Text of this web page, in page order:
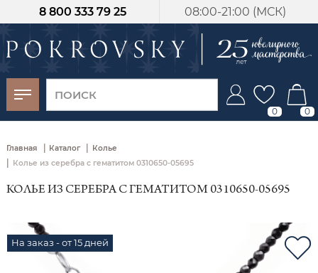
08:00-21:00 (МСК)
8 800 333 79 25
0 0
Главная | Каталог | Колье
| Колье из серебра с гематитом 0310650-05695
КОЛЬЕ ИЗ СЕРЕБРА С ГЕМАТИТОМ 0310650-05695
На заказ - от 15 дней
-30%
от 15 дней с
момента оплаты